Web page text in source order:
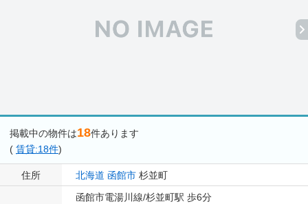
掲載中の物件は18件あります
( 賃貸:18件)
住所 北海道 函館市 杉並町
函館市電湯川線/杉並町駅 歩6分